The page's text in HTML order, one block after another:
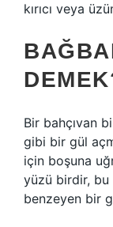
kırıcı veya
Bir bahçıvan
gibi bir gül
için boşuna
yüzü birdir, bu
benzeyen bir